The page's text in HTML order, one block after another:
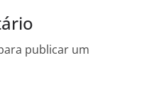
publicar um